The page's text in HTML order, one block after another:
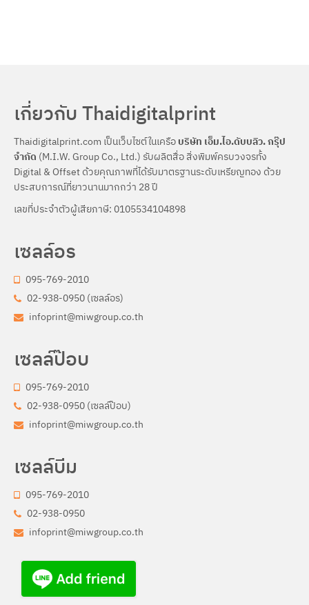
เกี่ยวกับ Thaidigitalprint
Thaidigitalprint.com เป็นเว็บไซต์ในเครือ บริษัท เอ็ม.ไอ.ดับบลิว. กรุ๊ป
จำกัด (M.I.W. Group Co., Ltd.) รับผลิตสื่อ สิ่งพิมพ์ครบวงจรทั้ง
Digital & Offset ด้วยคุณภาพที่ได้รับมาตรฐานระดับเหรียญทอง ด้วย
ประสบการณ์ที่ยาวนานมากกว่า 28 ปี
เลขที่ประจำตัวผู้เสียภาษี: 0105534104898
เซลล์อร
095-769-2010
02-938-0950 (เซลล์อร)
infoprint@miwgroup.co.th
เซลล์ป๊อบ
095-769-2010
02-938-0950 (เซลล์ป๊อบ)
infoprint@miwgroup.co.th
เซลล์บีม
095-769-2010
02-938-0950
infoprint@miwgroup.co.th